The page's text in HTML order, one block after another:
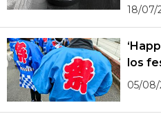
18/07/
los
05/08/